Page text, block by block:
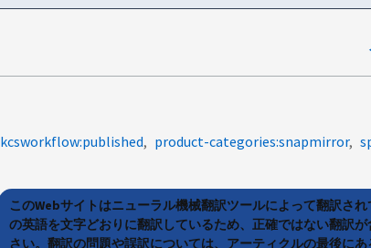
kcsworkflow:published product-categories:snapmirror
このWebサイトはニューラル機械翻訳ツールによって翻訳さ
の英語を文字どおりに翻訳しているため、正確ではない翻訳
さい。翻訳の問題や誤訳については、アーティクルの最後に